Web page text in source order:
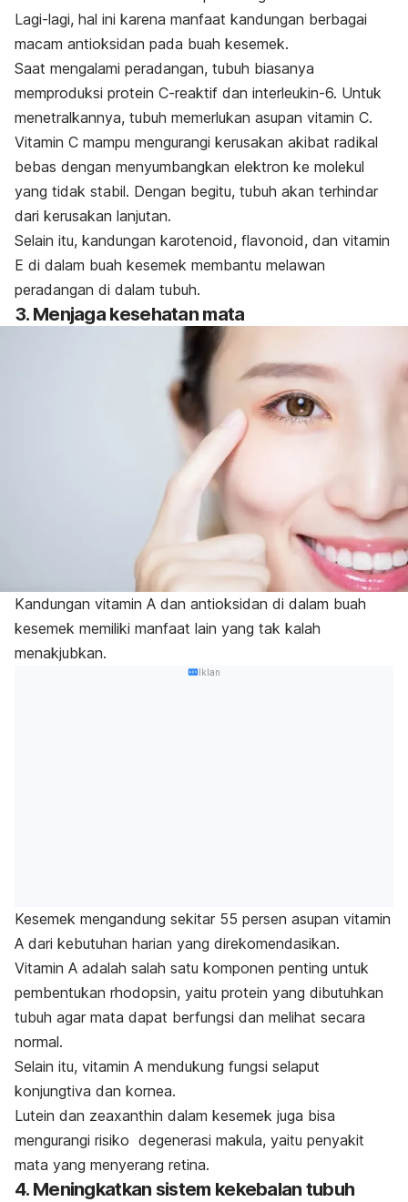
Lagi-lagi, hal ini karena manfaat kandungan berbagai
macam antioksidan pada buah kesemek.
Saat mengalami peradangan, tubuh biasanya
memproduksi protein C-reaktif dan interleukin-6. Untuk
menetralkannya, tubuh memerlukan asupan vitamin C.
Vitamin C mampu mengurangi kerusakan akibat radikal
bebas dengan menyumbangkan elektron ke molekul
yang tidak stabil. Dengan begitu, tubuh akan terhindar
dari kerusakan lanjutan.
Selain itu, kandungan karotenoid, flavonoid, dan vitamin
E di dalam buah kesemek membantu melawan
peradangan di dalam tubuh.
3. Menjaga kesehatan mata
Kandungan vitamin A dan antioksidan di dalam buah
kesemek memiliki manfaat lain yang tak kalah
menakjubkan.
Iklan
Kesemek mengandung sekitar 55 persen asupan vitamin
A dari kebutuhan harian yang direkomendasikan.
Vitamin A adalah salah satu komponen penting untuk
pembentukan rhodopsin, yaitu protein yang dibutuhkan
tubuh agar mata dapat berfungsi dan melihat secara
normal.
Selain itu, vitamin A mendukung fungsi selaput
konjungtiva dan kornea.
Lutein dan zeaxanthin dalam kesemek juga bisa
mengurangi risiko degenerasi makula, yaitu penyakit
mata yang menyerang retina.
4. Meningkatkan sistem kekebalan tubuh